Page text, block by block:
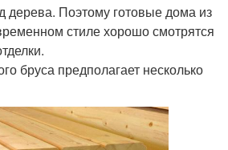
дерева. Поэтому готовые дома из
стиле хорошо смотрятся
бруса предполагает несколько